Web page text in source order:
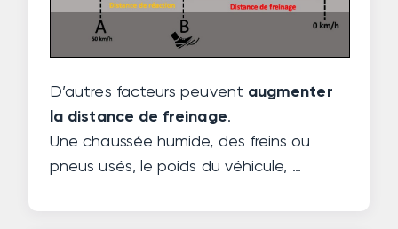
D’autres facteurs peuvent augmenter
la distance de freinage.
Une chaussée humide, des freins ou
pneus usés, le poids du véhicule, …